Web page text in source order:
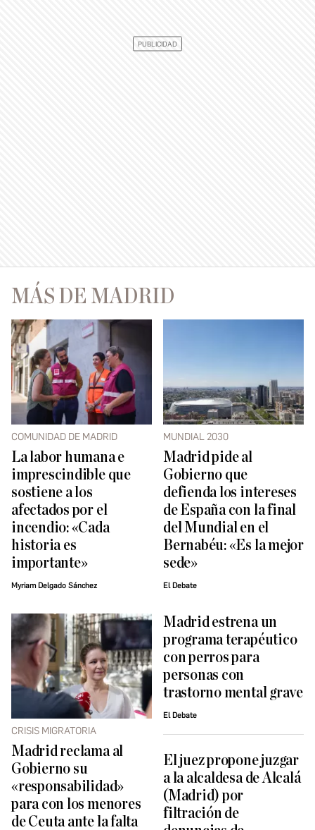
MÁS DE MADRID
COMUNIDAD DE MADRID
La labor humana e
imprescindible que
sostiene a los
afectados por el
incendio: «Cada
historia es
importante»
Myriam Delgado Sánchez
MUNDIAL 2030
Madrid pide al
Gobierno que
defienda los intereses
de España con la final
del Mundial en el
Bernabéu: «Es la mejor
sede»
El Debate
CRISIS MIGRATORIA
Madrid reclama al
Gobierno su
«responsabilidad»
para con los menores
de Ceuta ante la falta
Madrid estrena un
programa terapéutico
con perros para
personas con
trastorno mental grave
El Debate
El juez propone juzgar
a la alcaldesa de Alcalá
(Madrid) por
filtración de